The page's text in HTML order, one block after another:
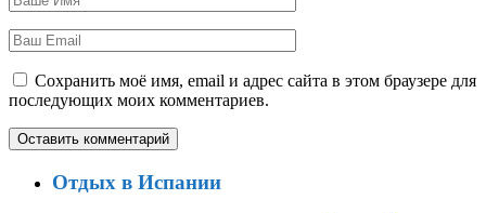
Сохранить моё имя, email и адрес сайта в этом браузере для
последующих моих комментариев.
Отдых в Испании